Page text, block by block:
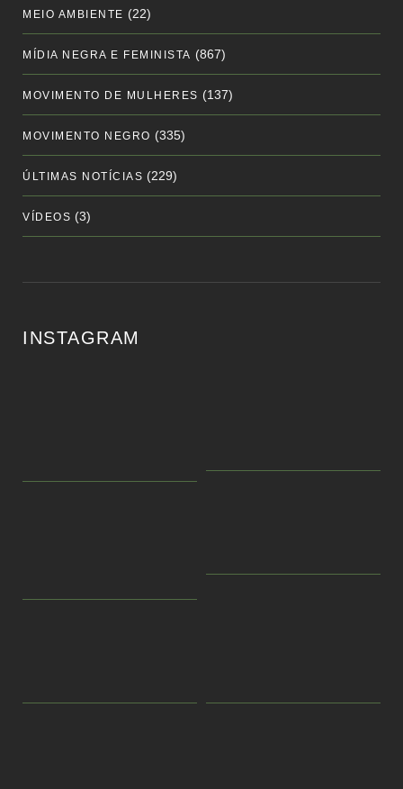
MEIO AMBIENTE (22)
MÍDIA NEGRA E FEMINISTA (867)
MOVIMENTO DE MULHERES (137)
MOVIMENTO NEGRO (335)
ÚLTIMAS NOTÍCIAS (229)
VÍDEOS (3)
INSTAGRAM